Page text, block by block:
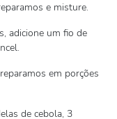
e misture.
adicione um fio de
em porções
de cebola, 3